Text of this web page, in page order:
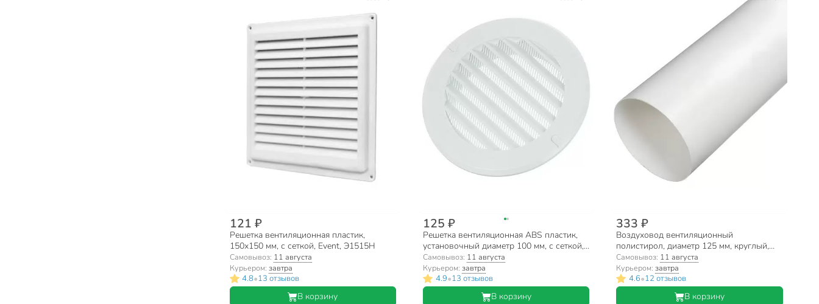
121 ₽
Решетка вентиляционная пластик,
150х150 мм, с сеткой, Event, Э1515Н
Самовывоз: 11 августа
Курьером: завтра
4.8•13 отзывов
В корзину
125 ₽
Решетка вентиляционная ABS пластик,
установочный диаметр 100 мм, с сеткой,
круглая, с фланцем d100, белая, Event,
РК100с
Самовывоз: 11 августа
Курьером: завтра
4.9•13 отзывов
В корзину
333 ₽
Воздуховод вентиляционный
полистирол, диаметр 125 мм, круглый,
0.5 м, Event, 125В
Самовывоз: 11 августа
Курьером:завтра
4.6•12 отзывов
В корзину